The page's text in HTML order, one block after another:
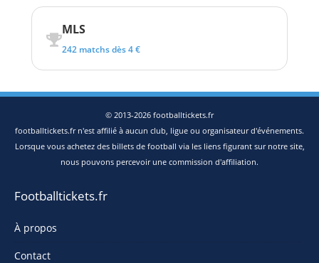
MLS
242 matchs dès 4 €
© 2013-2026 footballtickets.fr
footballtickets.fr n'est affilié à aucun club, ligue ou organisateur d'événements.
Lorsque vous achetez des billets de football via les liens figurant sur notre site,
nous pouvons percevoir une commission d'affiliation.
Footballtickets.fr
À propos
Contact